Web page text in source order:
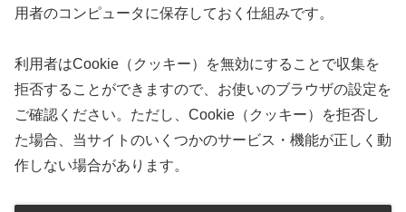
用者のコンピュータに保存しておく仕組みです。
利用者はCookie（クッキー）を無効にすることで収集を
拒否することができますので、お使いのブラウザの設定を
ご確認ください。ただし、Cookie（クッキー）を拒否し
た場合、当サイトのいくつかのサービス・機能が正しく動
作しない場合があります。